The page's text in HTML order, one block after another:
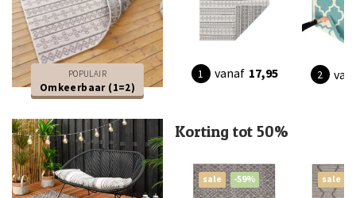
POPULAIR
Omkeerbaar (1=2)
vanaf 17,95
Korting tot 50%
sale -59% sale